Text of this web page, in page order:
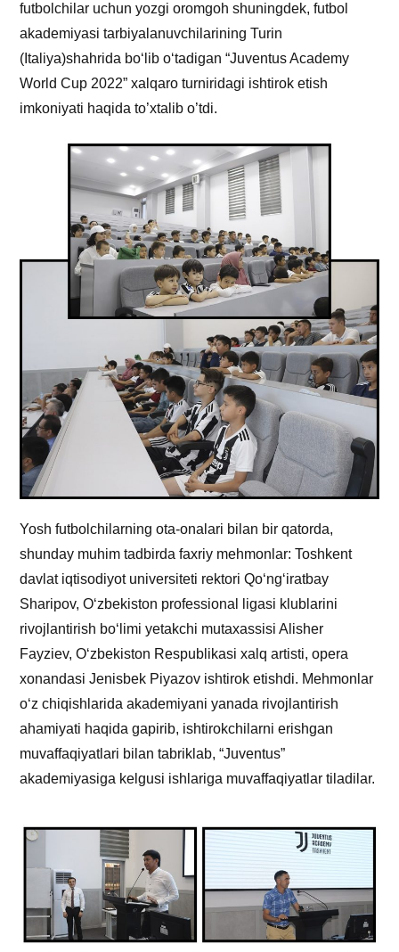
futbolchilar uchun yozgi oromgoh shuningdek, futbol
akademiyasi tarbiyalanuvchilarining Turin
(Italiya)shahrida bo‘lib o‘tadigan “Juventus Academy
World Cup 2022” xalqaro turniridagi ishtirok etish
imkoniyati haqida to’xtalib o’tdi.
Yosh futbolchilarning ota-onalari bilan bir qatorda,
shunday muhim tadbirda faxriy mehmonlar: Toshkent
davlat iqtisodiyot universiteti rektori Qo‘ng‘iratbay
Sharipov, O‘zbekiston professional ligasi klublarini
rivojlantirish bo‘limi yetakchi mutaxassisi Alisher
Fayziev, O‘zbekiston Respublikasi xalq artisti, opera
xonandasi Jenisbek Piyazov ishtirok etishdi. Mehmonlar
o‘z chiqishlarida akademiyani yanada rivojlantirish
ahamiyati haqida gapirib, ishtirokchilarni erishgan
muvaffaqiyatlari bilan tabriklab, “Juventus”
akademiyasiga kelgusi ishlariga muvaffaqiyatlar tiladilar.